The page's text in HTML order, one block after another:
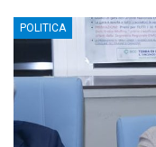
POLITICA